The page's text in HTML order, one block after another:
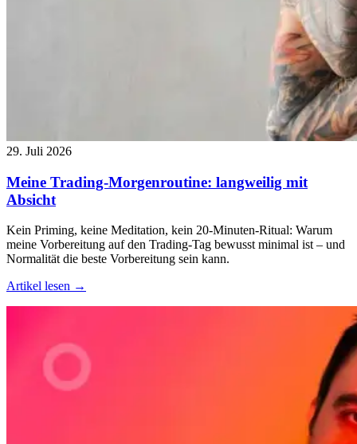
29. Juli 2026
Meine Trading-Morgenroutine: langweilig mit
Absicht
Kein Priming, keine Meditation, kein 20-Minuten-Ritual: Warum
meine Vorbereitung auf den Trading-Tag bewusst minimal ist – und
Normalität die beste Vorbereitung sein kann.
Artikel lesen →